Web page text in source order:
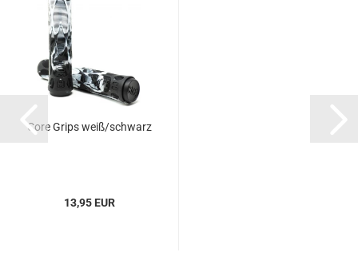
Core Grips weiß/schwarz
13,95 EUR